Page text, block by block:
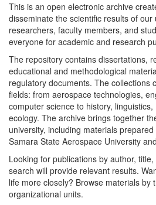
This is an open electronic archive
disseminate the scientific results of
researchers, faculty members, and
everyone for academic and research
The repository contains dissertations,
educational and methodological
regulatory documents. The collections
fields: from aerospace technologies,
computer science to history,
ecology. The archive brings together
university, including materials
Samara State Aerospace University
Looking for publications by author,
search will provide relevant results.
life more closely? Browse materials by
organizational units.